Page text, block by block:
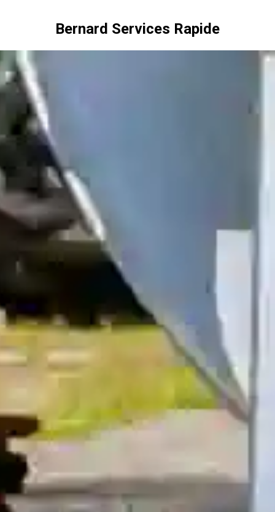
Bernard Services Rapide